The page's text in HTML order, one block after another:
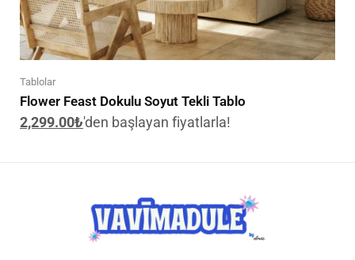
Tablolar
Flower Feast Dokulu Soyut Tekli Tablo
2,299.00₺'den başlayan fiyatlarla!